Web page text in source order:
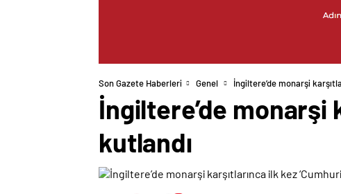
Son Gazete Haberleri Genel İngiltere’de monarşi
İngiltere’de monarşi
kutlandı